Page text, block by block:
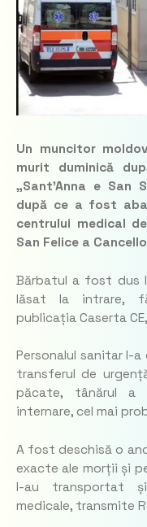
Un muncitor
murit duminică
„Sant’Anna e San
după ce a fost
centrului medical
San Felice a
Bărbatul a fost dus
lăsat la intrare,
publicația Caserta
Personalul sanitar l-
transferul de
păcate, tânărul
internare, cel mai
A fost deschisă o
exacte ale morții și
l-au transportat
medicale, transmite